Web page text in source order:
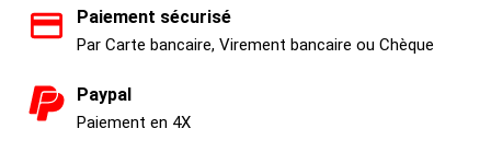
Paiement sécurisé
Par Carte bancaire, Virement bancaire ou Chèque
Paypal
Paiement en 4X